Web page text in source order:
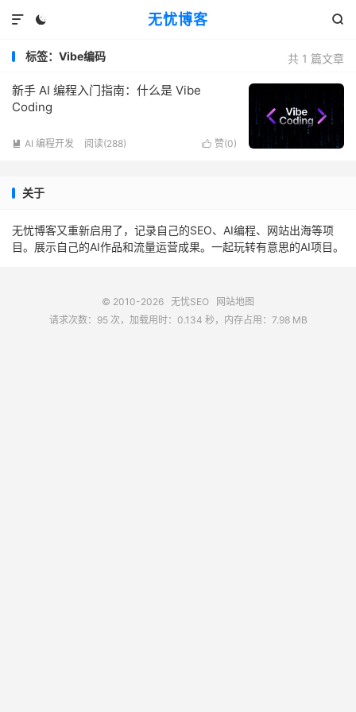
无忧博客
 

共 1 篇文章
标签：Vibe编码
新手 AI 编程入门指南：什么是 Vibe
Coding
 赞(0)
 AI 编程开发 阅读(288)
关于
无忧博客又重新启用了，记录自己的SEO、AI编程、网站出海等项
目。展示自己的AI作品和流量运营成果。一起玩转有意思的AI项目。
© 2010-2026 无忧SEO
网站地图
请求次数：95 次，加载用时：0.134 秒，内存占用：7.98 MB